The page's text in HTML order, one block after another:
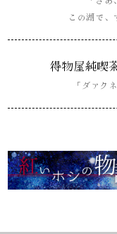
この湖で、
得物屋純喫
「ダァク